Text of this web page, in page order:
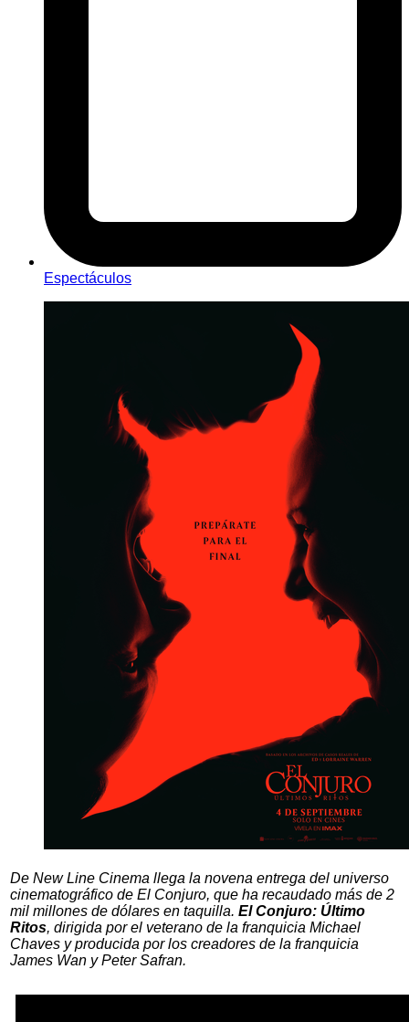
Espectáculos
De New Line Cinema llega la novena entrega del universo
cinematográfico de El Conjuro, que ha recaudado más de 2
mil millones de dólares en taquilla. El Conjuro: Último
Ritos, dirigida por el veterano de la franquicia Michael
Chaves y producida por los creadores de la franquicia
James Wan y Peter Safran.